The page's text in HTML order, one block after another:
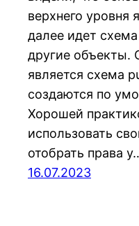
верхнего уровня
далее идет
другие объекты.
является схема
создаются по
Хорошей
использовать
отобрать права
16.07.2023